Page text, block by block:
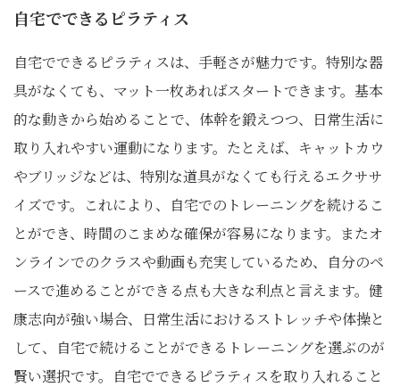
自宅でできるピラティス
自宅でできるピラティスは、手軽さが魅力です。特別な器
具がなくても、マット一枚あればスタートできます。基本
的な動きから始めることで、体幹を鍛えつつ、日常生活に
取り入れやすい運動になります。たとえば、キャットカウ
やブリッジなどは、特別な道具がなくても行えるエクササ
イズです。これにより、自宅でのトレーニングを続けるこ
とができ、時間のこまめな確保が容易になります。またオ
ンラインでのクラスや動画も充実しているため、自分のペ
ースで進めることができる点も大きな利点と言えます。健
康志向が強い場合、日常生活におけるストレッチや体操と
して、自宅で続けることができるトレーニングを選ぶのが
賢い選択です。自宅でできるピラティスを取り入れること